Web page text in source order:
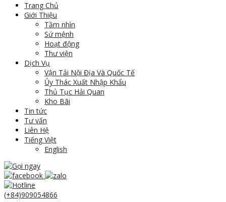
Trang Chủ
Giới Thiệu
Tầm nhìn
Sứ mệnh
Hoạt động
Thư viện
Dịch Vụ
Vận Tải Nội Địa Và Quốc Tế
Ủy Thác Xuất Nhập Khẩu
Thủ Tục Hải Quan
Kho Bãi
Tin tức
Tư vấn
Liên Hệ
Tiếng Việt
English
(+84)909054866